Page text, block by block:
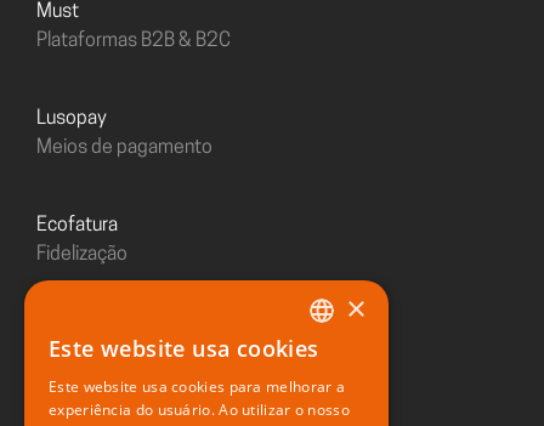
must
Plataformas B2B & B2C
Lusopay
Meios de pagamento
Ecofatura
Fidelização
Restaurante digital
PORTUGUESE
ENGLISH
×
Este website usa cookies
Este website usa cookies para melhorar a
experiência do usuário. Ao utilizar o nosso